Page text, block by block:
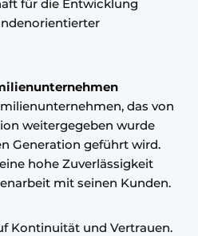
für die Entwicklung
das von
weitergegeben wurde
Generation geführt wird.
hohe Zuverlässigkeit
mit seinen Kunden.
Kontinuität und Vertrauen.